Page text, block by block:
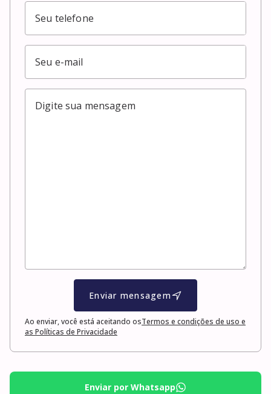
Enviar mensagem
Ao enviar, você está aceitando osTermos e condições de uso e
as Políticas de Privacidade
Enviar por Whatsapp